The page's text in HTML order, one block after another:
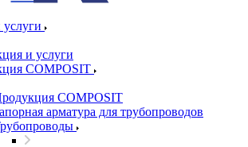
и услуги
COMPOSIT
COMPOSIT
арматура для трубопроводов